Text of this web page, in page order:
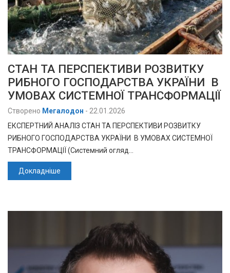
СТАН ТА ПЕРСПЕКТИВИ РОЗВИТКУ
РИБНОГО ГОСПОДАРСТВА УКРАЇНИ В
УМОВАХ СИСТЕМНОЇ ТРАНСФОРМАЦІЇ
Створено Мегалодон - 22.01.2026
ЕКСПЕРТНИЙ АНАЛІЗ СТАН ТА ПЕРСПЕКТИВИ РОЗВИТКУ
РИБНОГО ГОСПОДАРСТВА УКРАЇНИ В УМОВАХ СИСТЕМНОЇ
ТРАНСФОРМАЦІЇ (Системний огляд…
Докладніше